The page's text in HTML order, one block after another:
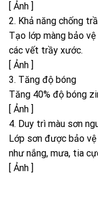
[ Ảnh ]
2. Khả năng chống
Tạo lớp màng bảo
các vết trầy xước.
[ Ảnh ]
3. Tăng độ bóng
Tăng 40% độ bóng
[ Ảnh ]
4. Duy trì màu sơn
Lớp sơn được bảo
như nắng, mưa, tia
[ Ảnh ]